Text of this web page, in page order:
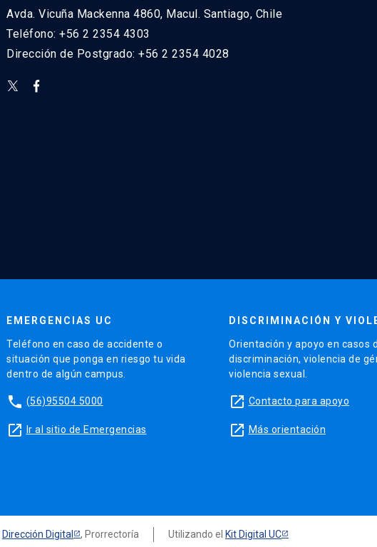
Avda. Vicuña Mackenna 4860, Macul. Santiago, Chile
Teléfono: +56 2 2354 4303
Dirección de Postgrado: +56 2 2354 4028
EMERGENCIAS UC
Teléfono en caso de accidente o
situación que ponga en riesgo tu vida
dentro de algún campus.
phone (56)95504 5000
launch Ir al sitio de Emergencias
DISCRIMINACIÓN Y
Orientación y apoyo en casos
discriminación, violencia de
violencia sexual.
launch Contacto para apoyo
launch Más orientación
Dirección Digital , Prorrectoría Utilizando el Kit Digital UC